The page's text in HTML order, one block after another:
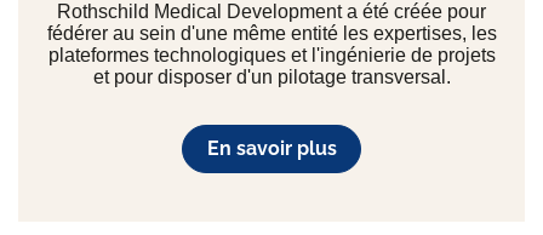
Rothschild Medical Development a été créée pour
fédérer au sein d'une même entité les expertises, les
plateformes technologiques et l'ingénierie de projets
et pour disposer d'un pilotage transversal.
En savoir plus